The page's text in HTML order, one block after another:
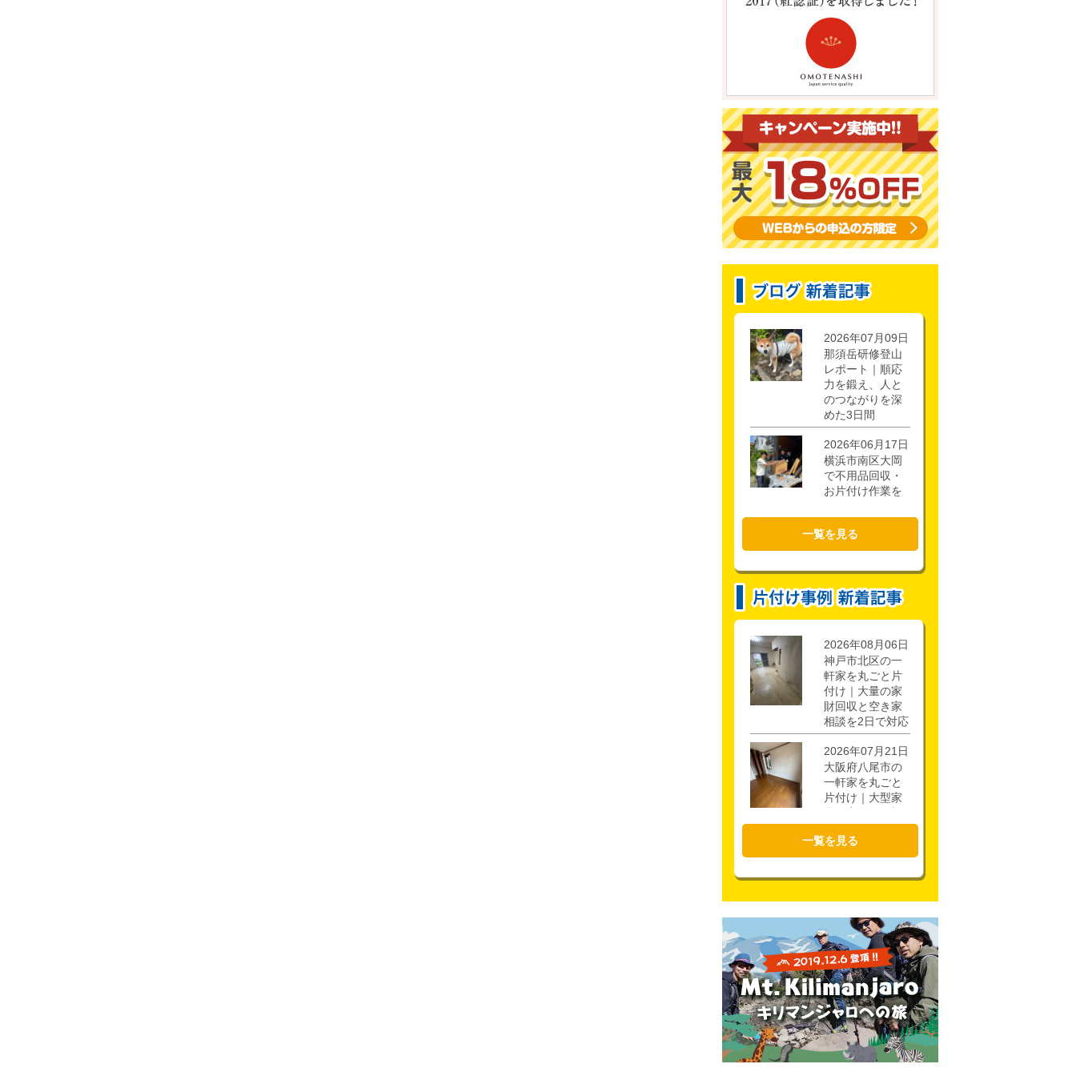
2026年07月09日
那須岳研修登山
レポート｜順応
力を鍛え、人と
のつながりを深
めた3日間
2026年06月17日
横浜市南区大岡
で不用品回収・
お片付け作業を
2026年02月21日
CSR活動報告 枚
ププロジェクト
一覧を見る
2026年08月06日
神戸市北区の一
軒家を丸ごと片
付け｜大量の家
財回収と空き家
相談を2日で対応
2026年07月21日
大阪府八尾市の
一軒家を丸ごと
片付け｜大型家
で回収
2026年07月17日
軒家3階・ロフト
の片付けを1時間
半で対応
一覧を見る